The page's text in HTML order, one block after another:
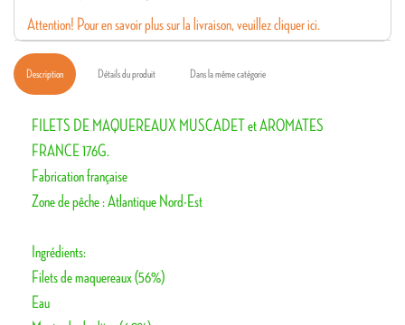
Attention! Pour en savoir plus sur la livraison, veuillez cliquer ici.
Description Détails du produit Dans la même catégorie
FILETS DE MAQUEREAUX MUSCADET et AROMATES
FRANCE 176G.
Fabrication française
Zone de pêche : Atlantique Nord-Est
Ingrédients:
Filets de maquereaux (56%)
Eau